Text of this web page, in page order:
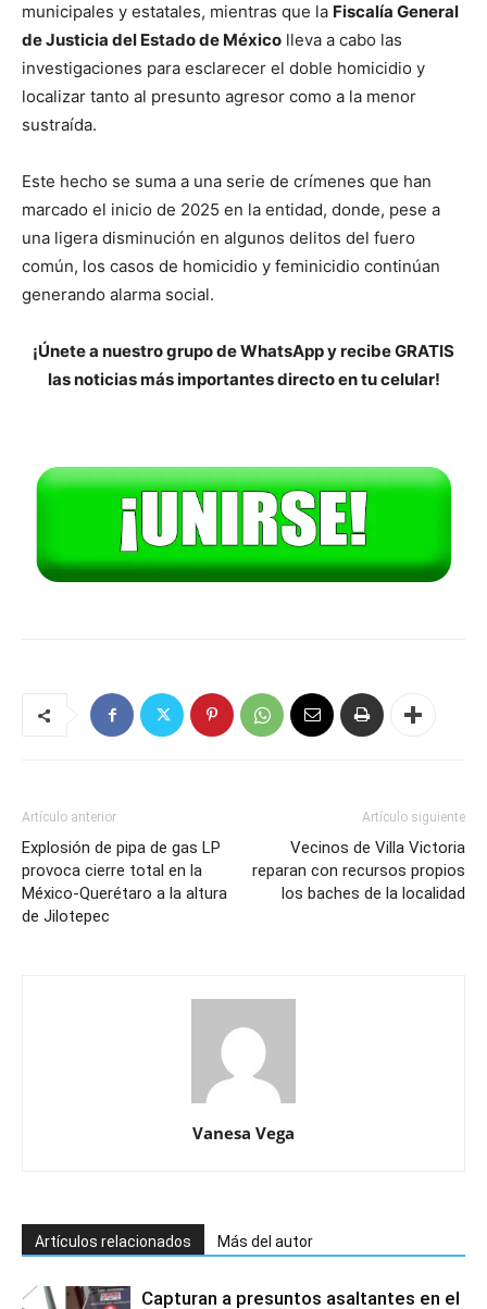
municipales y estatales, mientras que la Fiscalía General
de Justicia del Estado de México lleva a cabo las
investigaciones para esclarecer el doble homicidio y
localizar tanto al presunto agresor como a la menor
sustraída.
Este hecho se suma a una serie de crímenes que han
marcado el inicio de 2025 en la entidad, donde, pese a
una ligera disminución en algunos delitos del fuero
común, los casos de homicidio y feminicidio continúan
generando alarma social.
¡Únete a nuestro grupo de WhatsApp y recibe GRATIS
las noticias más importantes directo en tu celular!
Artículo anterior
Explosión de pipa de gas LP
provoca cierre total en la
México-Querétaro a la altura
de Jilotepec
Artículo siguiente
Vecinos de Villa Victoria
reparan con recursos propios
los baches de la localidad
Vanesa Vega
Artículos relacionados Más del autor
Capturan a presuntos asaltantes en el